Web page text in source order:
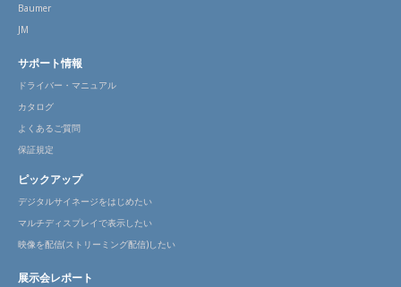
Baumer
JM
サポート情報
ドライバー・マニュアル
カタログ
よくあるご質問
保証規定
ピックアップ
デジタルサイネージをはじめたい
マルチディスプレイで表示したい
映像を配信(ストリーミング配信)したい
展示会レポート